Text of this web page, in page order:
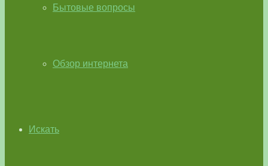
Бытовые вопросы
Обзор интернета
Искать